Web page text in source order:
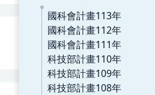
國科會計畫113年
國科會計畫112年
國科會計畫111年
科技部計畫110年
科技部計畫109年
科技部計畫108年